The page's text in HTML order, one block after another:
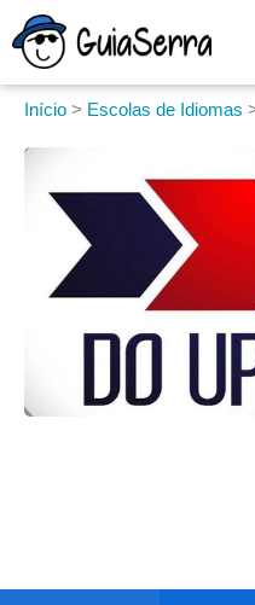
Início > Escolas de Idiomas